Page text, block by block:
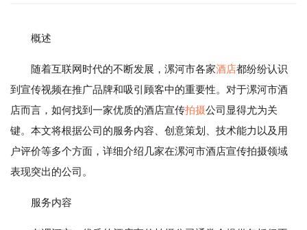
概述
随着互联网时代的不断发展，漯河市各家酒店都纷纷认识
到宣传视频在推广品牌和吸引顾客中的重要性。对于漯河市酒
店而言，如何找到一家优质的酒店宣传拍摄公司显得尤为关
键。本文将根据公司的服务内容、创意策划、技术能力以及用
户评价等多个方面，详细介绍几家在漯河市酒店宣传拍摄领域
表现突出的公司。
服务内容